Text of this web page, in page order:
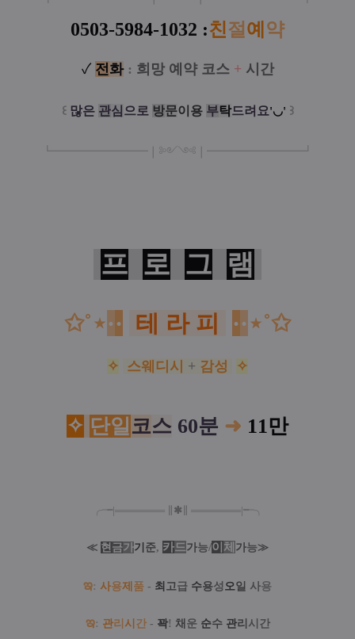
0503-5984-1032 :친절 예 약
✓ 전 화 : 희망 예약 코스 + 시간
꒰ 많은 관심 으로 방문이 용 부탁드려요'◡' ꒱
┗━━━━━━━━ ❘༻༺❘ ━━━━━━━━┛
프 로 그 램
✩˚⋆·· 테 라 피 ··⋆˚✩
✧ 스웨디시 + 감성 ✧
✧ 단일 코스 60분 ➜ 11만
╭╼|═══════ ✱ ═══════|╾╮
≪ 현 금가기 준, 카드 가능/이 체 가능≫
ఇ: 사용제 품 - 최 고 급 수용성 오 일 사용
ఇ: 관리 시 간 - 꽉! 채 운 순수 관리 시간